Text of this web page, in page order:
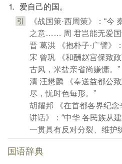
⒈ 爱自己的国。
引
《战国策·西周策》：“今
之意…… 周 君岂能无爱国
晋 葛洪 《抱朴子·广譬》
宋 曾巩 《和酬赵宫保致
古风，米盐亲省尚嫌慵。”
清 汪懋麟 《奉送益都公
尽，忧时色每形。”
胡耀邦 《在首都各界纪
讲话》：“中华 各民族从
一贯具有反对分裂、维护
国语辞典